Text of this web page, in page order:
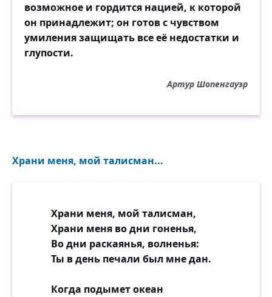
возможное и гордится нацией, к которой
он принадлежит; он готов с чувством
умиления защищать все её недостатки и
глупости.
Артур Шопенгауэр
Храни меня, мой талисман...
Храни меня, мой талисман,
Храни меня во дни гоненья,
Во дни раскаянья, волненья:
Ты в день печали был мне дан.
Когда подымет океан